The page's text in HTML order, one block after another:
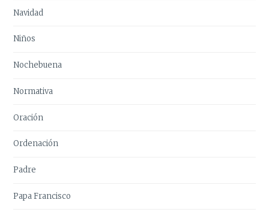
Navidad
Niños
Nochebuena
Normativa
Oración
Ordenación
Padre
Papa Francisco